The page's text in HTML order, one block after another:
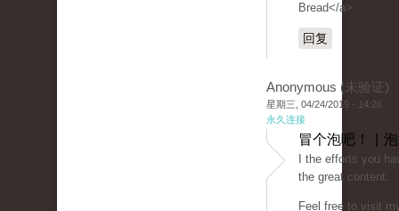
Bread</a>
回复
Anonymous (未验证)
星期三, 04/24/2019 - 14:26
永久连接
冒个泡吧！ |
I the efforts you
the great content.
Feel free to visit